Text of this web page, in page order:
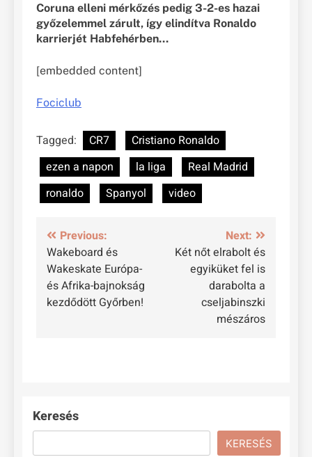
Coruna elleni mérkőzés pedig 3-2-es hazai
győzelemmel zárult, így elindítva Ronaldo
karrierjét Habfehérben…
[embedded content]
Fociclub
Tagged: CR7
Cristiano Ronaldo
ezen a napon
la liga
Real Madrid
ronaldo
Spanyol video
Bejegyzés
navigáció
Previous:
Wakeboard és
Wakeskate Európa-
és Afrika-bajnokság
kezdődött Győrben!
Next:
Két nőt elrabolt és
egyiküket fel is
darabolta a
cseljabinszki
mészáros
Keresés
KERESÉS